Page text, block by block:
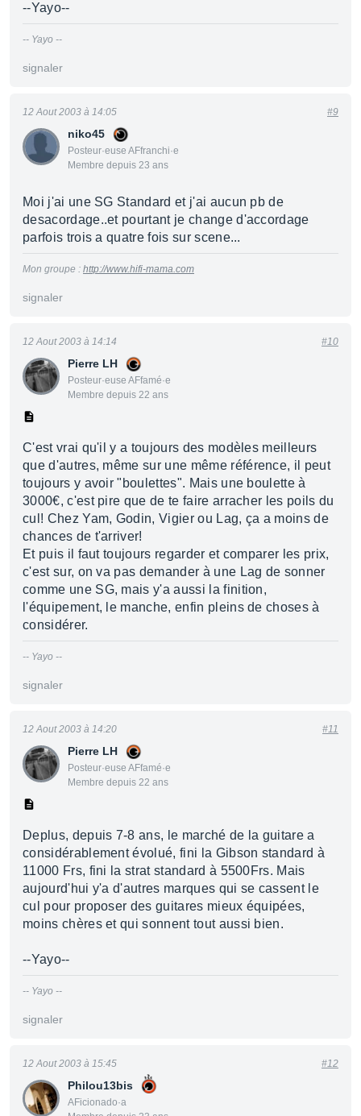
--Yayo--
-- Yayo --
signaler
niko45
Posteur·euse AFfranchi·e
Membre depuis 23 ans
12 Aout 2003 à 14:05 #9
Moi j'ai une SG Standard et j'ai aucun pb de
desacordage..et pourtant je change d'accordage
parfois trois a quatre fois sur scene...
Mon groupe : http://www.hifi-mama.com
signaler
Pierre LH
Posteur·euse AFfamé·e
Membre depuis 22 ans
12 Aout 2003 à 14:14 #10
C'est vrai qu'il y a toujours des modèles meilleurs
que d'autres, même sur une même référence, il peut
toujours y avoir "boulettes". Mais une boulette à
3000€, c'est pire que de te faire arracher les poils du
cul! Chez Yam, Godin, Vigier ou Lag, ça a moins de
chances de t'arriver!
Et puis il faut toujours regarder et comparer les prix,
c'est sur, on va pas demander à une Lag de sonner
comme une SG, mais y'a aussi la finition,
l'équipement, le manche, enfin pleins de choses à
considérer.
-- Yayo --
signaler
Pierre LH
Posteur·euse AFfamé·e
Membre depuis 22 ans
12 Aout 2003 à 14:20 #11
Deplus, depuis 7-8 ans, le marché de la guitare a
considérablement évolué, fini la Gibson standard à
11000 Frs, fini la strat standard à 5500Frs. Mais
aujourd'hui y'a d'autres marques qui se cassent le
cul pour proposer des guitares mieux équipées,
moins chères et qui sonnent tout aussi bien.
--Yayo--
-- Yayo --
signaler
Philou13bis
AFicionado·a
12 Aout 2003 à 15:45 #12